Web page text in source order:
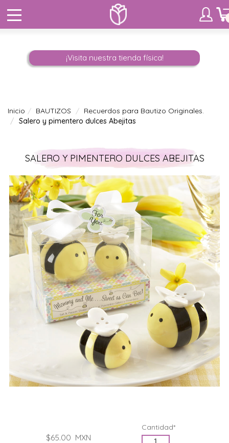
¡Visita nuestra tienda física!
Inicio BAUTIZOS
Recuerdos para Bautizo Originales.
Salero y pimentero dulces Abejitas
SALERO Y PIMENTERO DULCES ABEJITAS
$65.00 MXN
Cantidad*